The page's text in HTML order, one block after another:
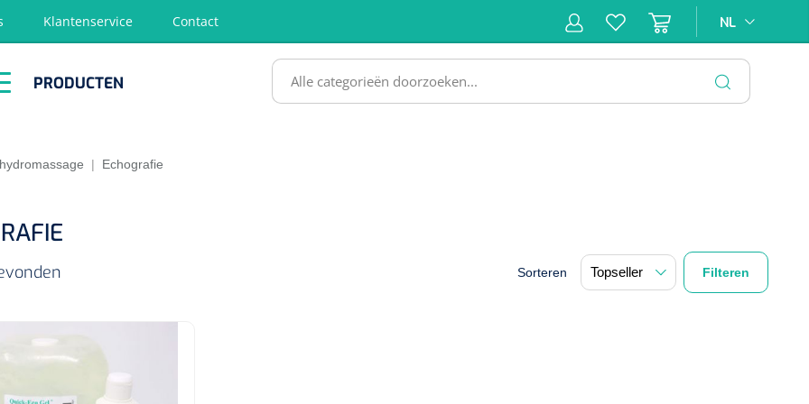
Klantenservice Contact NL
PRODUCTEN
| Echografie
Sorteren Filteren